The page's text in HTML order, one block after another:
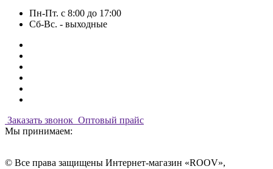
Пн-Пт. с 8:00 до 17:00
Сб-Вс. - выходные
Заказать звонок Оптовый прайс
Мы принимаем:
© Все права защищены Интернет-магазин «ROOV»,